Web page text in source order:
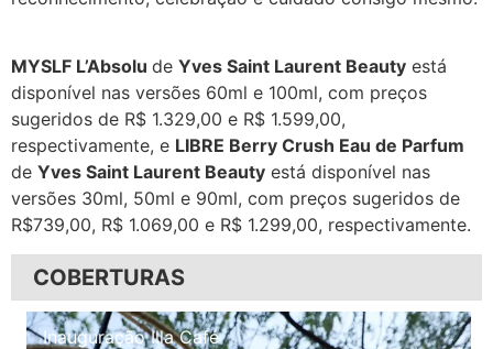
MYSLF L’Absolu de Yves Saint Laurent Beauty está
disponível nas versões 60ml e 100ml, com preços
sugeridos de R$ 1.329,00 e R$ 1.599,00,
respectivamente, e LIBRE Berry Crush Eau de Parfum
de Yves Saint Laurent Beauty está disponível nas
versões 30ml, 50ml e 90ml, com preços sugeridos de
R$739,00, R$ 1.069,00 e R$ 1.299,00, respectivamente.
COBERTURAS
Inauguração Illa Café